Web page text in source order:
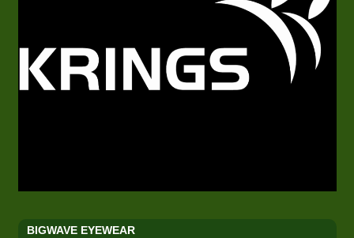
BIGWAVE EYEWEAR